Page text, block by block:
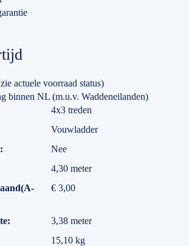
actuele voorraad status)
binnen NL (m.u.v. Waddeneilanden)
4x3 treden
Vouwladder
Nee
4,30 meter
€ 3,00
3,38 meter
15,10 kg